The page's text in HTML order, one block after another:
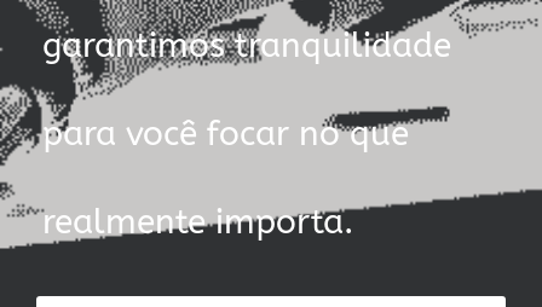
garantimos tranquilidade
para você focar no que
realmente importa.